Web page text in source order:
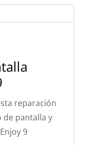
reparación
de pantalla y
9